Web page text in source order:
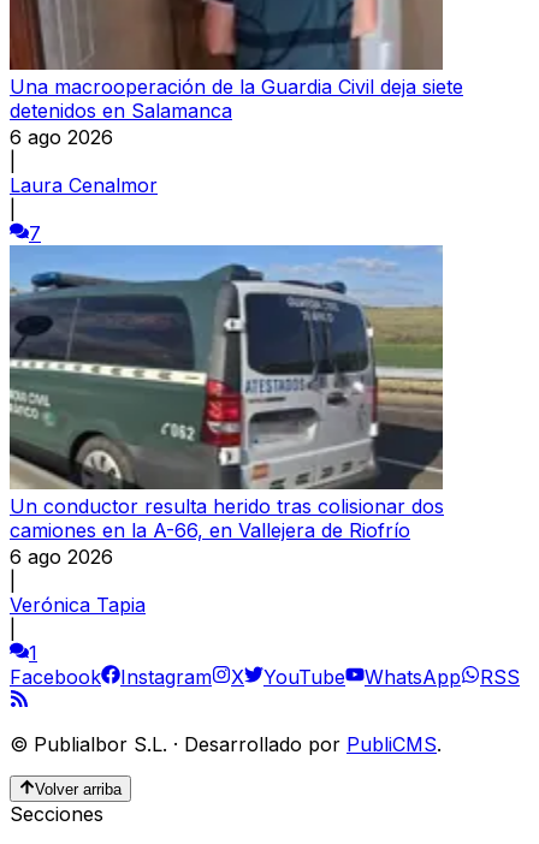
Una macrooperación de la Guardia Civil deja siete
detenidos en Salamanca
6 ago 2026
Laura Cenalmor
7
Un conductor resulta herido tras colisionar dos
camiones en la A-66, en Vallejera de Riofrío
6 ago 2026
Verónica Tapia
1
Facebook
Instagram X YouTube WhatsApp RSS
© Publialbor S.L. · Desarrollado por PubliCMS.
Volver arriba
Secciones